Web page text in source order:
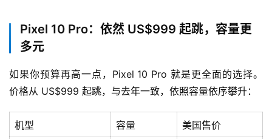
Pixel 10 Pro：依然 US$999 起跳，容量更
多元
如果你预算再高一点，Pixel 10 Pro 就是更全面的选择。
价格从 US$999 起跳，与去年一致，依照容量依序攀升：
机型 容量 美国售价